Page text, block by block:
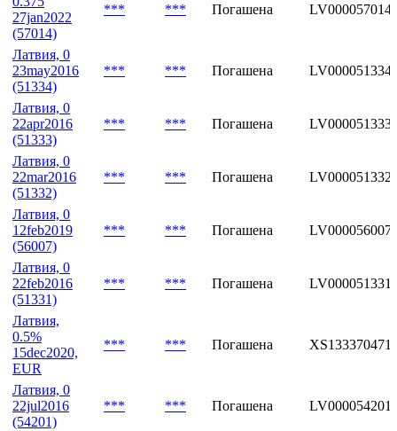
27jan2022
(57014)
*** *** Погашена
Латвия, 0
23may2016
(51334)
*** *** Погашена
Латвия, 0
22apr2016
(51333)
*** *** Погашена
Латвия, 0
22mar2016
(51332)
*** *** Погашена
Латвия, 0
12feb2019
(56007)
*** *** Погашена
Латвия, 0
22feb2016
(51331)
*** *** Погашена
Латвия,
0.5%
15dec2020,
EUR
*** *** Погашена
Латвия, 0
22jul2016
(54201)
*** *** Погашена